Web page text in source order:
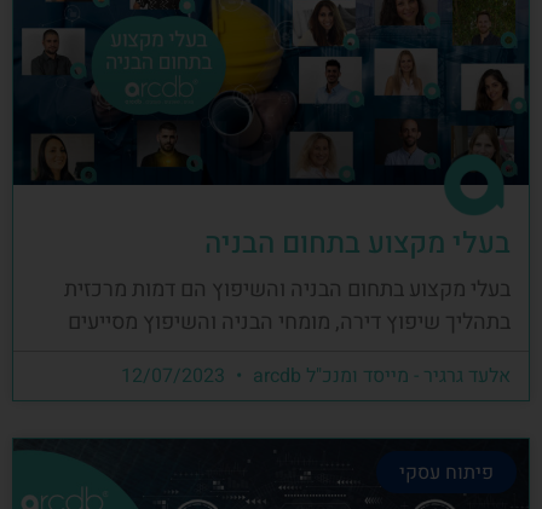
בעלי מקצוע בתחום הבניה
בעלי מקצוע בתחום הבניה והשיפוץ הם דמות מרכזית
בתהליך שיפוץ דירה, מומחי הבניה והשיפוץ מסייעים
אלעד גרגיר - מייסד ומנכ"ל arcdb
פיתוח עסקי